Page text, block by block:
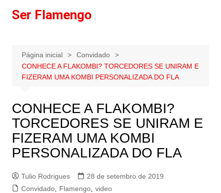
paraSer Flamengo
Página inicial
Convidado
CONHECE A FLAKOMBI? TORCEDORES SE UNIRAM E
FIZERAM UMA KOMBI PERSONALIZADA DO FLA
CONHECE A FLAKOMBI?
TORCEDORES SE UNIRAM E
FIZERAM UMA KOMBI
PERSONALIZADA DO FLA
Tulio Rodrigues
28 de setembro de 2019
Convidado, Flamengo, video